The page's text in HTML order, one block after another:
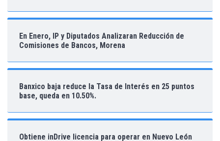
En Enero, IP y Diputados Analizaran Reducción de
Comisiones de Bancos, Morena
Banxico baja reduce la Tasa de Interés en 25 puntos
base, queda en 10.50%.
Obtiene inDrive licencia para operar en Nuevo León